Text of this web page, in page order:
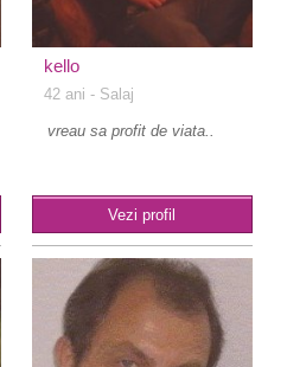
kello
42 ani - Salaj
vreau sa profit de viata..
Vezi profil